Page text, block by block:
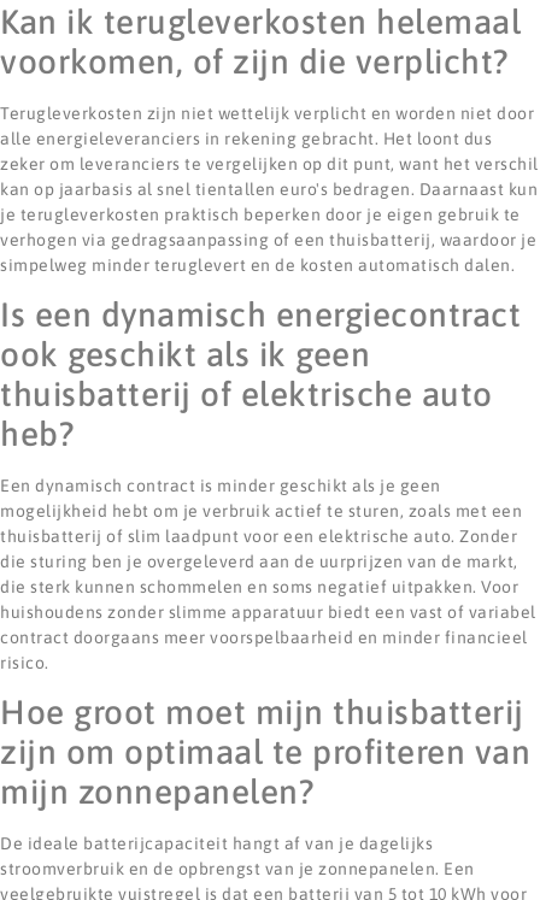
Kan ik terugleverkosten helemaal
voorkomen, of zijn die verplicht?
Terugleverkosten zijn niet wettelijk verplicht en worden niet door
alle energieleveranciers in rekening gebracht. Het loont dus
zeker om leveranciers te vergelijken op dit punt, want het verschil
kan op jaarbasis al snel tientallen euro's bedragen. Daarnaast kun
je terugleverkosten praktisch beperken door je eigen gebruik te
verhogen via gedragsaanpassing of een thuisbatterij, waardoor je
simpelweg minder teruglevert en de kosten automatisch dalen.
Is een dynamisch energiecontract
ook geschikt als ik geen
thuisbatterij of elektrische auto
heb?
Een dynamisch contract is minder geschikt als je geen
mogelijkheid hebt om je verbruik actief te sturen, zoals met een
thuisbatterij of slim laadpunt voor een elektrische auto. Zonder
die sturing ben je overgeleverd aan de uurprijzen van de markt,
die sterk kunnen schommelen en soms negatief uitpakken. Voor
huishoudens zonder slimme apparatuur biedt een vast of variabel
contract doorgaans meer voorspelbaarheid en minder financieel
risico.
Hoe groot moet mijn thuisbatterij
zijn om optimaal te profiteren van
mijn zonnepanelen?
De ideale batterijcapaciteit hangt af van je dagelijks
stroomverbruik en de opbrengst van je zonnepanelen. Een
veelgebruikte vuistregel is dat een batterij van 5 tot 10 kWh voor